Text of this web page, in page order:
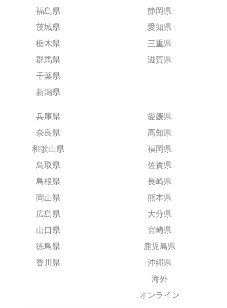
福島県
茨城県
栃木県
群馬県
千葉県
新潟県
静岡県
愛知県
三重県
滋賀県
兵庫県
奈良県
和歌山県
鳥取県
島根県
岡山県
広島県
山口県
徳島県
香川県
愛媛県
高知県
福岡県
佐賀県
長崎県
熊本県
大分県
宮崎県
鹿児島県
沖縄県
海外
オンライン